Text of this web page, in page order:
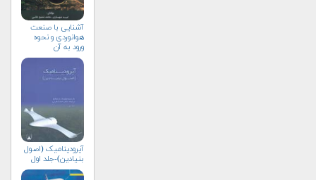
آشنایی با صنعت
هوانوردی و نحوه
ورود به آن
آیرودینامیک (اصول
بنیادین)-جلد اول